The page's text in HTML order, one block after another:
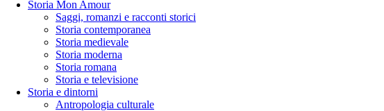
Storia Mon Amour
Saggi, romanzi e racconti storici
Storia contemporanea
Storia medievale
Storia moderna
Storia romana
Storia e televisione
Storia e dintorni
Antropologia culturale